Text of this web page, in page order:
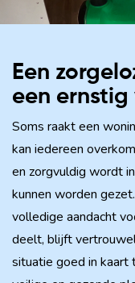
Een
een
Soms raakt een
kan iedereen
en zorgvuldig wordt
kunnen worden
volledige aandacht
deelt, blijft
situatie goed in kaart